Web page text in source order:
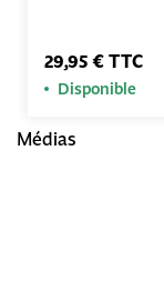
29,95 € TTC
Disponible
Médias